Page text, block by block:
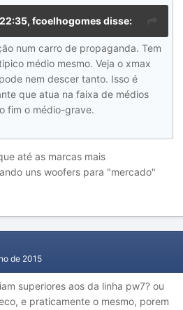
fcoelhogomes disse:
num carro de propaganda. Tem
médio mesmo. Veja o xmax
nem descer tanto. Isso é
que atua na faixa de médios
fim o médio-grave.
até as marcas mais
uns woofers para "mercado"
de 2015
superiores aos da linha pw7? ou
e praticamente o mesmo, porem